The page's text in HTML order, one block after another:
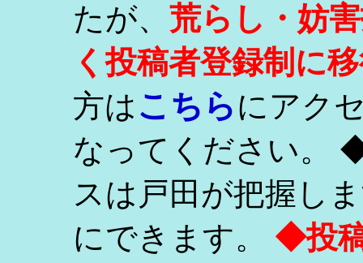
たが、 荒らし・妨
く投稿者登録制に
方はこちらにアク
なってください。
スは戸田が把握し
にできます。 ◆投